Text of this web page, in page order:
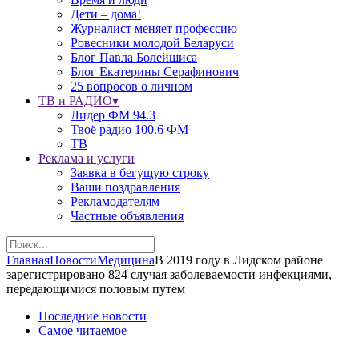
Дети – дома!
Журналист меняет профессию
Ровесники молодой Беларуси
Блог Павла Болейшиса
Блог Екатерины Серафинович
25 вопросов о личном
ТВ и РАДИО▾
Лидер ФМ 94.3
Твоё радио 100.6 ФМ
ТВ
Реклама и услуги
Заявка в бегущую строку
Ваши поздравления
Рекламодателям
Частные объявления
ГлавнаяНовостиМедицинаВ 2019 году в Лидском районе
зарегистрировано 824 случая заболеваемости инфекциями,
передающимися половым путем
Последние новости
Самое читаемое